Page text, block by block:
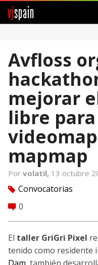
vjspain
Foros
Noticias
Vjspain
Ayuda
Contacto
Crear Cuenta
Avfloss
mejorar
libre para
mapmap
Por volatil, 13 octubre
tag Convocatorias
comment 0
El taller GriGri Pixel
tenido como residente
Dam, también